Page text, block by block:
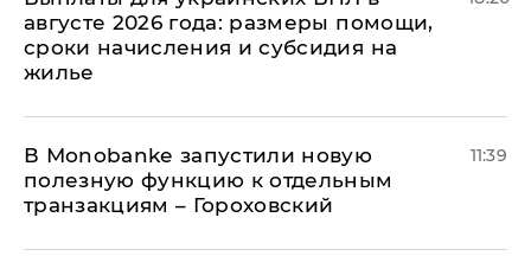
августе 2026 года: размеры помощи,
сроки начисления и субсидия на
жилье
В Мonobankе запустили новую
полезную функцию к отдельным
транзакциям – Гороховский
11:39